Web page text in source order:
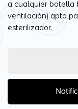
a cualquier botella
ventilación) apto
esterilizador.